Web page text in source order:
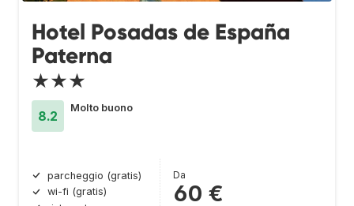
Hotel Posadas de España
Paterna
★★★
8.2
Molto buono
parcheggio (gratis)
wi-fi (gratis)
Da
60 €